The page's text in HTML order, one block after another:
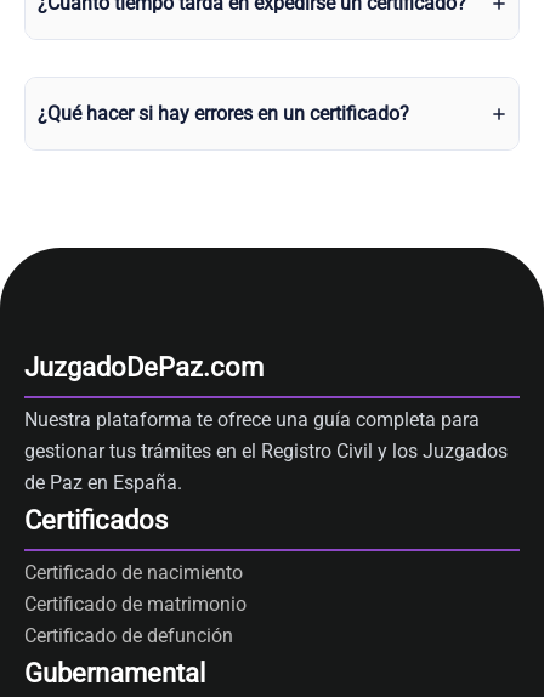
¿Qué hacer si hay errores en un certificado?
JuzgadoDePaz.com
Nuestra plataforma te ofrece una guía completa para
gestionar tus trámites en el Registro Civil y los Juzgados
de Paz en España.
Certificados
Certificado de nacimiento
Certificado de matrimonio
Certificado de defunción
Gubernamental